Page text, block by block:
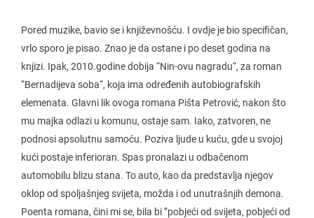
Pored muzike, bavio se i književnošću. I ovdje je bio specifičan,
vrlo sporo je pisao. Znao je da ostane i po deset godina na
knjizi. Ipak, 2010.godine dobija “Nin-ovu nagradu“, za roman
“Bernadijeva soba“, koja ima određenih autobiografskih
elemenata. Glavni lik ovoga romana Pišta Petrović, nakon što
mu majka odlazi u komunu, ostaje sam. Iako, zatvoren, ne
podnosi apsolutnu samoću. Poziva ljude u kuću, gde u svojoj
kući postaje inferioran. Spas pronalazi u odbačenom
automobilu blizu stana. To auto, kao da predstavlja njegov
oklop od spoljašnjeg svijeta, možda i od unutrašnjih demona.
Poenta romana, čini mi se, bila bi ‘’pobjeći od svijeta, pobjeći od